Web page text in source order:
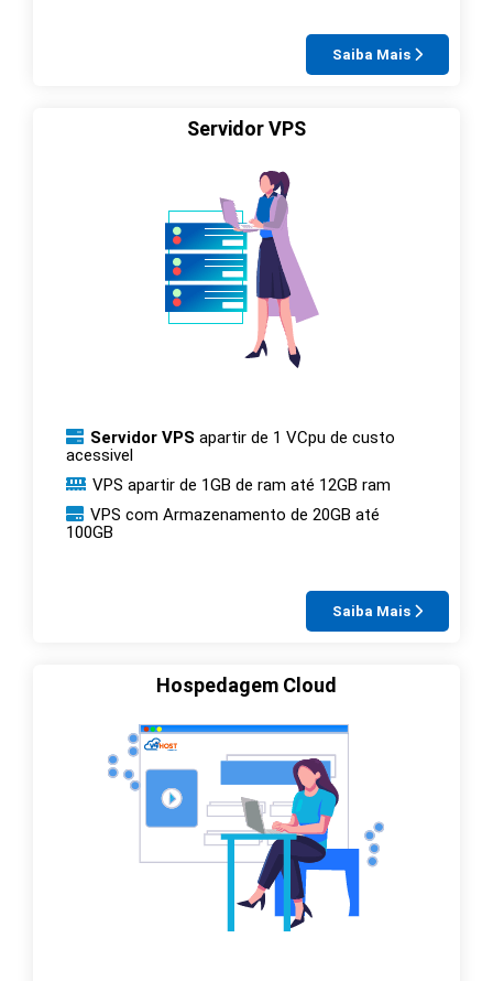
Saiba Mais
Servidor VPS
Servidor VPS apartir de 1 VCpu de custo
acessivel
VPS apartir de 1GB de ram até 12GB ram
VPS com Armazenamento de 20GB até
100GB
Saiba Mais
Hospedagem Cloud